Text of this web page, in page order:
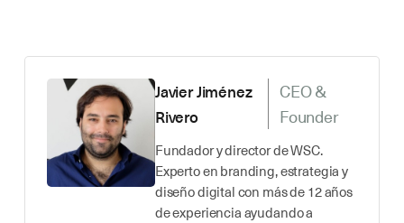
Javier Jiménez
Rivero
CEO &
Founder
Fundador y director de WSC.
Experto en branding, estrategia y
diseño digital con más de 12 años
de experiencia ayudando a